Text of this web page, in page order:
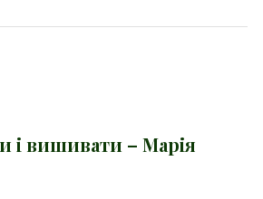
і вишивати – Марія